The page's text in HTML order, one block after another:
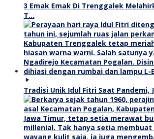
3 Emak Emak Di Trenggalek
T…
Tradisi Unik Idul Fitri Saat Pandemi,